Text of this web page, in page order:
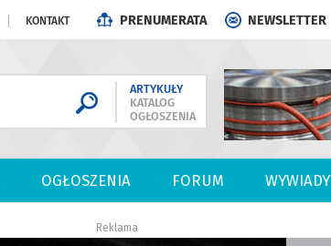
KONTAKT PRENUMERATA NEWSLETTER
ARTYKUŁY
KATALOG
OGŁOSZENIA
OGŁOSZENIA FORUM WYWIADY
Reklama